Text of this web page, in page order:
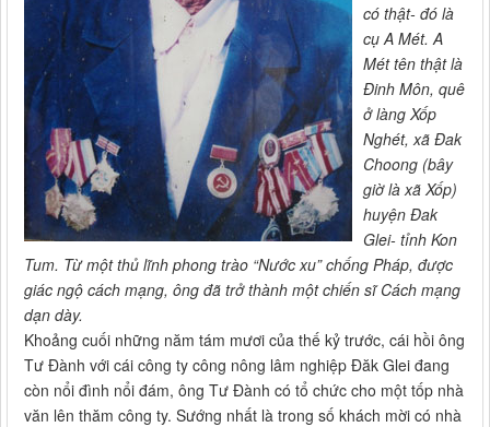
có thật- đó là
cụ A Mét. A
Mét tên thật là
Đinh Môn, quê
ở làng Xốp
Nghét, xã Đak
Choong (bây
giờ là xã Xốp)
huyện Đak
Glei- tỉnh Kon
Tum. Từ một thủ lĩnh phong trào “Nước xu” chống Pháp, được
giác ngộ cách mạng, ông đã trở thành một chiến sĩ Cách mạng
dạn dày.
Khoảng cuối những năm tám mươi của thế kỷ trước, cái hồi ông
Tư Đành với cái công ty công nông lâm nghiệp Đăk Glei đang
còn nổi đình nổi đám, ông Tư Đành có tổ chức cho một tốp nhà
văn lên thăm công ty. Sướng nhất là trong số khách mời có nhà